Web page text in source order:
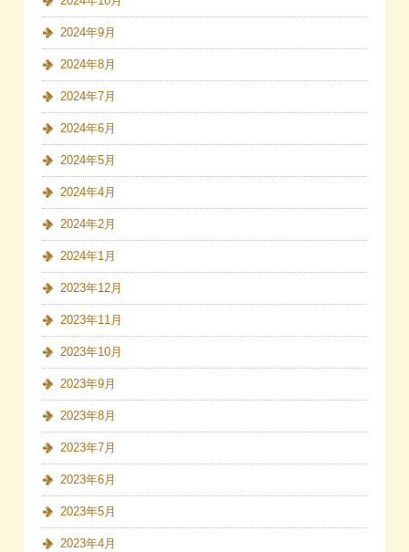
2024年9月
2024年8月
2024年7月
2024年6月
2024年5月
2024年4月
2024年2月
2024年1月
2023年12月
2023年11月
2023年10月
2023年9月
2023年8月
2023年7月
2023年6月
2023年5月
2023年4月